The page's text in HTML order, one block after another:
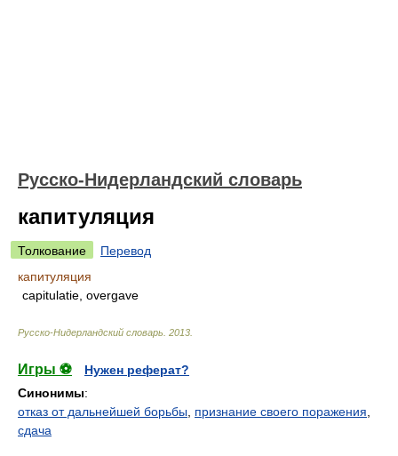
Русско-Нидерландский словарь
капитуляция
Толкование
Перевод
капитуляция
capitulatie, overgave
Русско-Нидерландский словарь 2013
Игры ⚽
Нужен реферат?
Синонимы:
отказ от дальнейшей борьбы
признание своего поражения
сдача